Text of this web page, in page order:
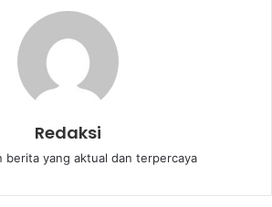
Redaksi
berita yang aktual dan terpercaya